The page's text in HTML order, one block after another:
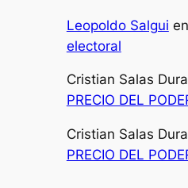
Leopoldo Salgui en
electoral
Cristian Salas
PRECIO DEL
Cristian Salas
PRECIO DEL